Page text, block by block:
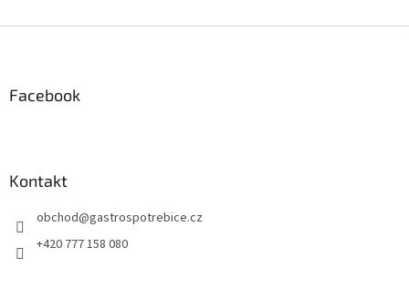
Facebook
Kontakt
obchod@gastrospotrebice.cz
+420 777 158 080